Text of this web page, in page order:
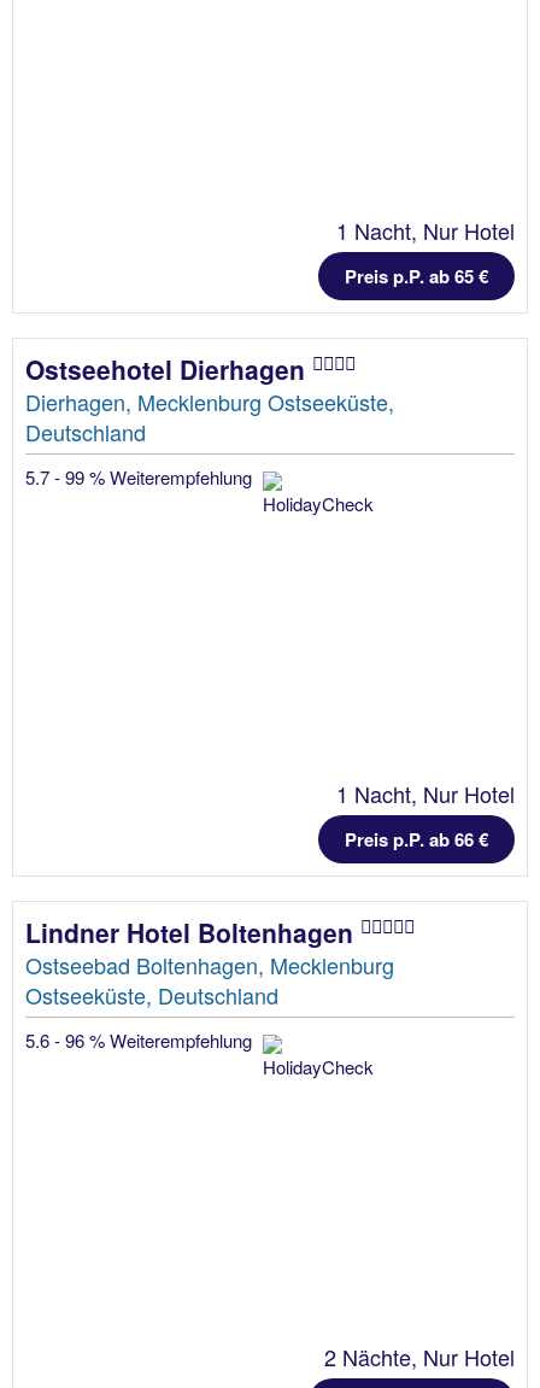
1 Nacht, Nur Hotel
Preis p.P. ab 65 €
Ostseehotel Dierhagen
Dierhagen, Mecklenburg Ostseeküste,
Deutschland
5.7 - 99 % Weiterempfehlung
1 Nacht, Nur Hotel
Preis p.P. ab 66 €
Lindner Hotel Boltenhagen
Ostseebad Boltenhagen, Mecklenburg
Ostseeküste, Deutschland
5.6 - 96 % Weiterempfehlung
2 Nächte, Nur Hotel